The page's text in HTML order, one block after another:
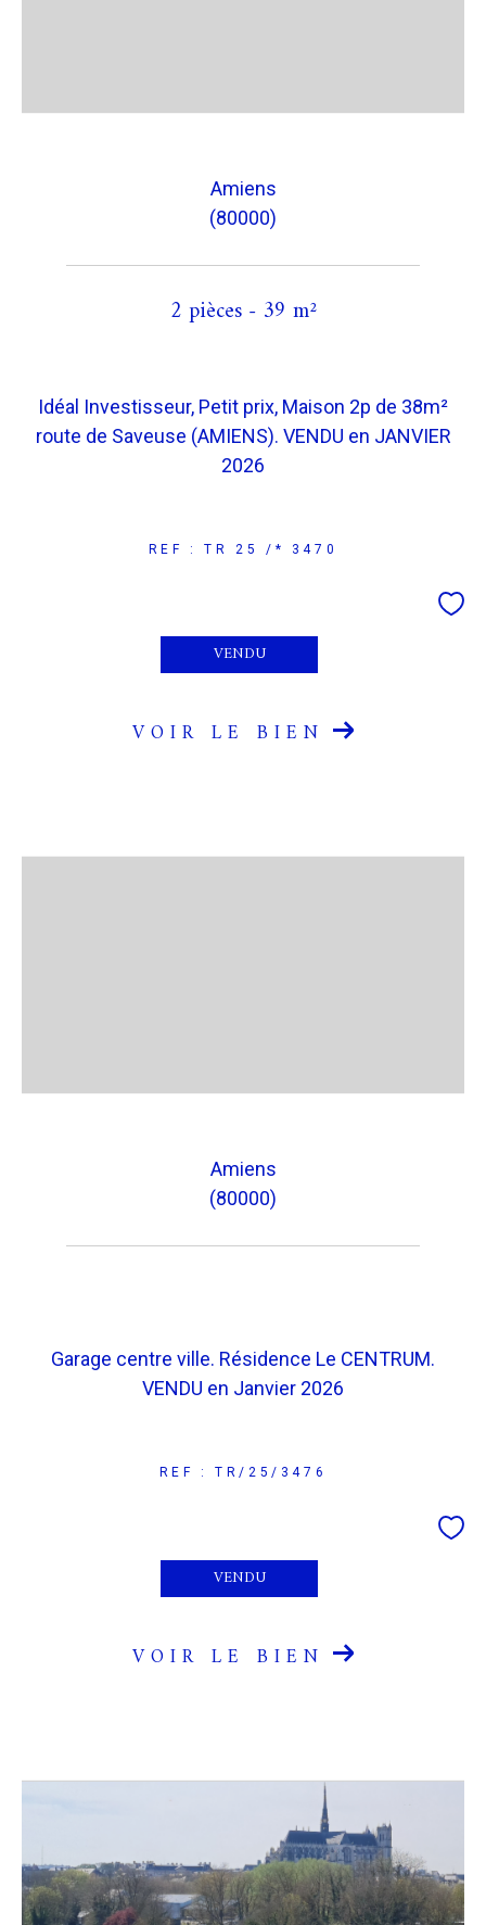
Amiens
(80000)
2 pièces - 39 m²
Idéal Investisseur, Petit prix, Maison 2p de 38m²
route de Saveuse (AMIENS). VENDU en JANVIER
2026
REF : TR 25 /* 3470
VENDU
VOIR LE BIEN
Amiens
(80000)
Garage centre ville. Résidence Le CENTRUM.
VENDU en Janvier 2026
REF : TR/25/3476
VENDU
VOIR LE BIEN